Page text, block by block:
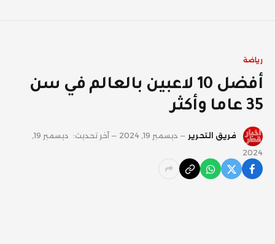
رياضة
أفضل 10 لاعبين بالعالم في سن
35 عاما وأكثر
فريق التحرير ديسمبر 19, 2024 آخر تحديث:
ديسمبر 19,
2024